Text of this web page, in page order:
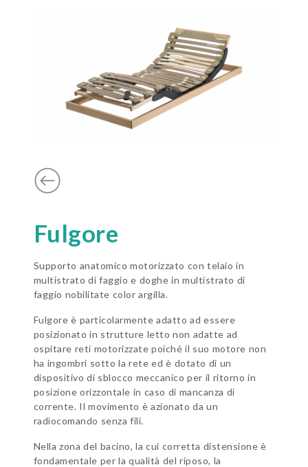
Fulgore
Supporto anatomico motorizzato con telaio in
multistrato di faggio e doghe in multistrato di
faggio nobilitate color argilla.
Fulgore è particolarmente adatto ad essere
posizionato in strutture letto non adatte ad
ospitare reti motorizzate poiché il suo motore non
ha ingombri sotto la rete ed è dotato di un
dispositivo di sblocco meccanico per il ritorno in
posizione orizzontale in caso di mancanza di
corrente. Il movimento è azionato da un
radiocomando senza fili.
Nella zona del bacino, la cui corretta distensione è
fondamentale per la qualità del riposo, la